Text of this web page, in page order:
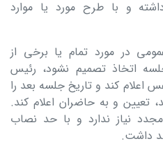
و با طرح مورد یا موارد
عمومی در مورد تمام یا برخی از
اتخاذ تصمیم نشود، رئیس
اعلام کند و تاریخ جلسه بعد را
تعیین و به حاضران اعلام کند.
نیاز ندارد و با حد نصاب
داشت.